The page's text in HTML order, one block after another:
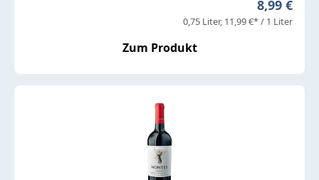
Regulärer
8,99 €
0,75 Liter 11,99 €* / 1 Liter
Zum Produkt